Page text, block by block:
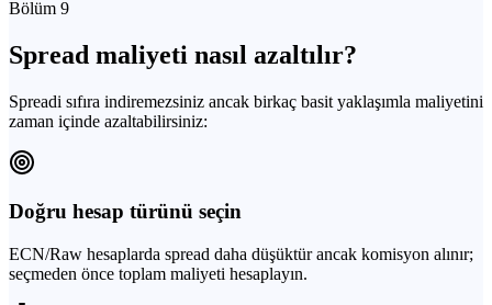
Bölüm 9
Spread maliyeti nasıl azaltılır?
Spreadi sıfıra indiremezsiniz ancak birkaç basit yaklaşımla maliyetini
zaman içinde azaltabilirsiniz:
Doğru hesap türünü seçin
ECN/Raw hesaplarda spread daha düşüktür ancak komisyon alınır;
seçmeden önce toplam maliyeti hesaplayın.